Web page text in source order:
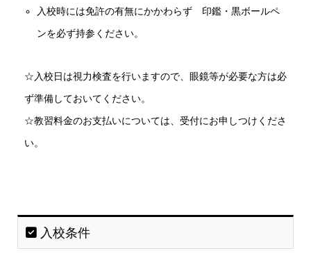
入校時には免許の有無にかかわらず 印鑑・黒ボールペ
ンを必ず持参ください。
☆入校日は視力検査を行いますので、眼鏡等が必要な方は必
ず準備しておいてください。
☆教習料金のお支払いについては、受付にお申しつけくださ
い。
入校条件